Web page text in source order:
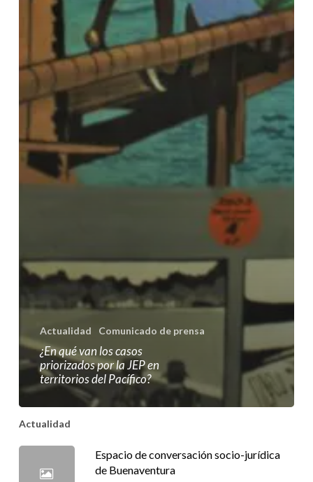
Actualidad Comunicado de prensa
¿En qué van los casos
priorizados por la JEP en
territorios del Pacífico?
Actualidad
Espacio de conversación socio-jurídica
de Buenaventura